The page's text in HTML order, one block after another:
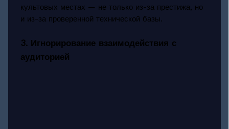
культовых местах — не только из-за престижа, но
и из-за проверенной технической базы.
3. Игнорирование взаимодействия с
аудиторией